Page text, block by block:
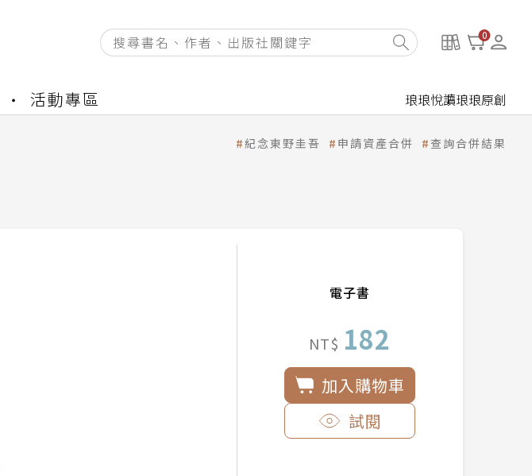
0
活動專區 琅琅悅讀琅琅原創
紀念東野圭吾 申請資產合併 查詢合併結果
電子書
NT$ 182
加入購物車
試閱